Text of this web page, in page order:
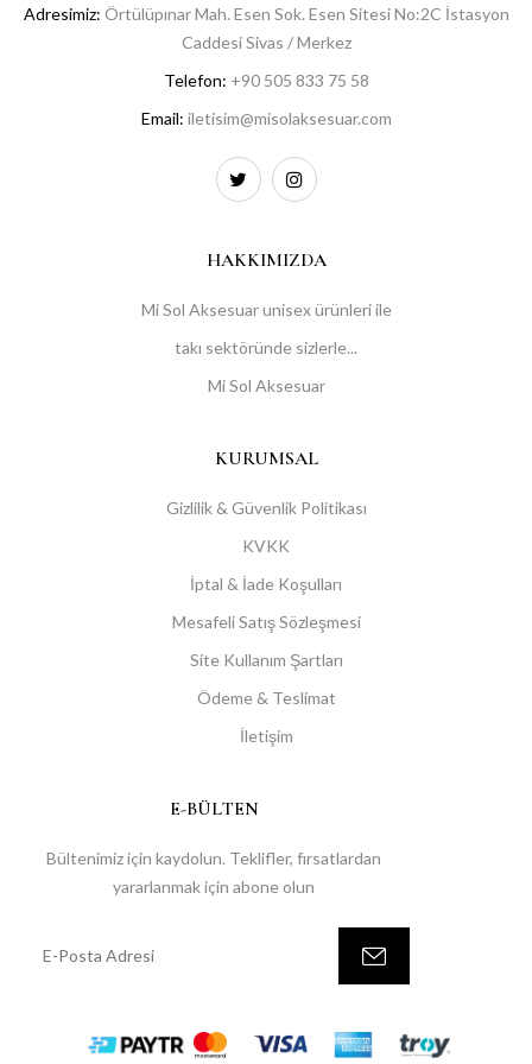
Adresimiz: Örtülüpınar Mah. Esen Sok. Esen Sitesi No:2C İstasyon
Caddesi Sivas / Merkez
Telefon: +90 505 833 75 58
Email: iletisim@misolaksesuar.com
HAKKIMIZDA
Mi Sol Aksesuar unisex ürünleri ile
takı sektöründe sizlerle...
Mi Sol Aksesuar
KURUMSAL
Gizlilik & Güvenlik Politikası
KVKK
İptal & İade Koşulları
Mesafeli Satış Sözleşmesi
Site Kullanım Şartları
Ödeme & Teslimat
İletişim
E-BÜLTEN
Bültenimiz için kaydolun. Teklifler, fırsatlardan
yararlanmak için abone olun